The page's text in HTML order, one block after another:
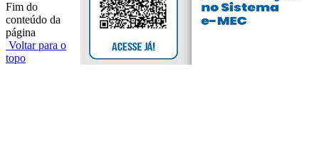
Fim do
conteúdo da
página
Voltar para o
topo